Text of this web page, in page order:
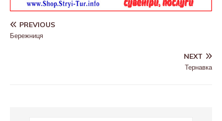
PREVIOUS
Бережниця
NEXT
Тернавка